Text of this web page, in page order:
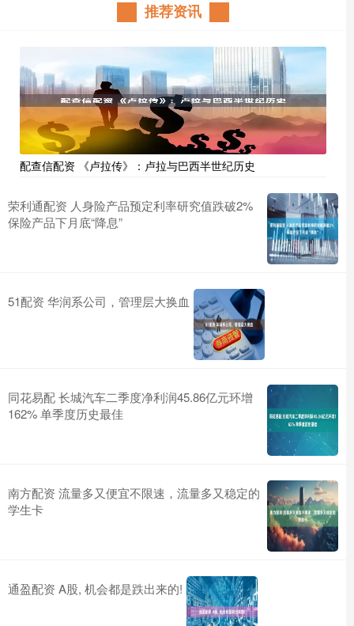
推荐资讯
配查信配资 《卢拉传》：卢拉与巴西半世纪历史
荣利通配资 人身险产品预定利率研究值跌破2%
保险产品下月底“降息”
51配资 华润系公司，管理层大换血
同花易配 长城汽车二季度净利润45.86亿元环增
162% 单季度历史最佳
南方配资 流量多又便宜不限速，流量多又稳定的
学生卡
通盈配资 A股, 机会都是跌出来的!